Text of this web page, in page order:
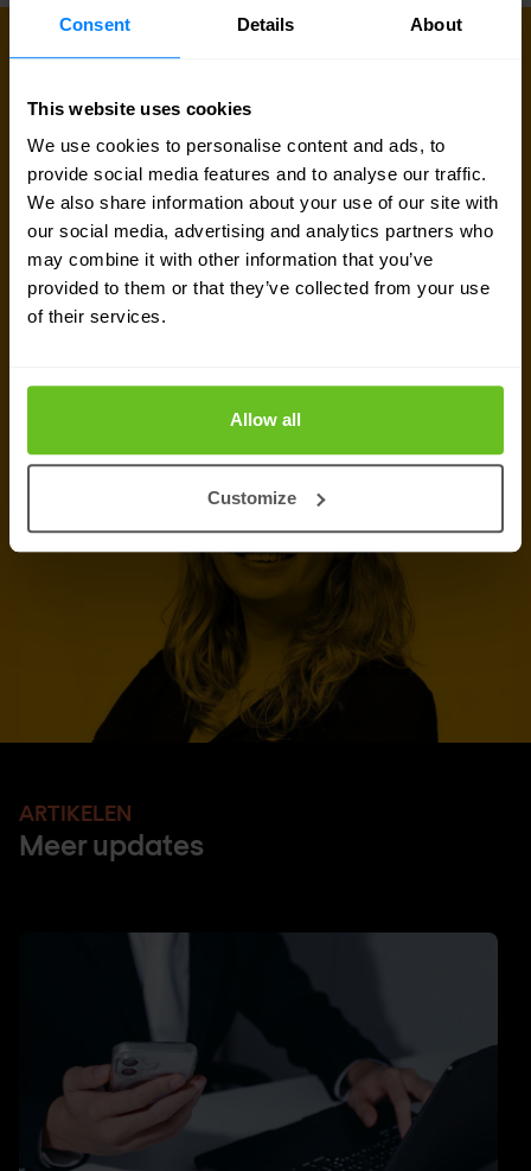
Consent Details About
This website uses cookies
We use cookies to personalise content and ads, to
provide social media features and to analyse our traffic.
We also share information about your use of our site with
our social media, advertising and analytics partners who
may combine it with other information that you’ve
provided to them or that they’ve collected from your use
of their services.
Allow all
Customize
MAAK VERBINDING
Ben je op zoek naar prijsinformatie, technische
gegevens, support of een offerte op maat? Ons
team van experts in
Brussel
staat klaar om je te
helpen.
Contact met expert
Offerte aanvragen
ARTIKELEN
Meer updates